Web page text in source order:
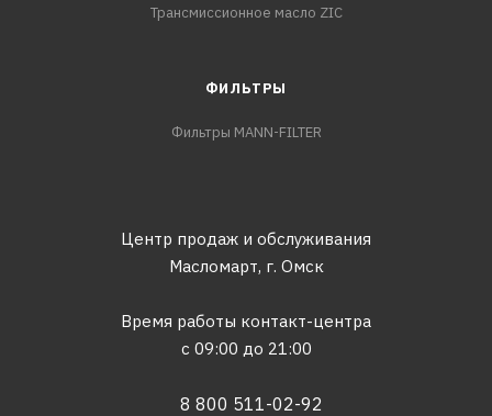
Трансмиссионное масло ZIC
ФИЛЬТРЫ
Фильтры MANN-FILTER
Центр продаж и обслуживания
Масломарт, г. Омск
Время работы контакт-центра
с 09:00 до 21:00
8 800 511-02-92